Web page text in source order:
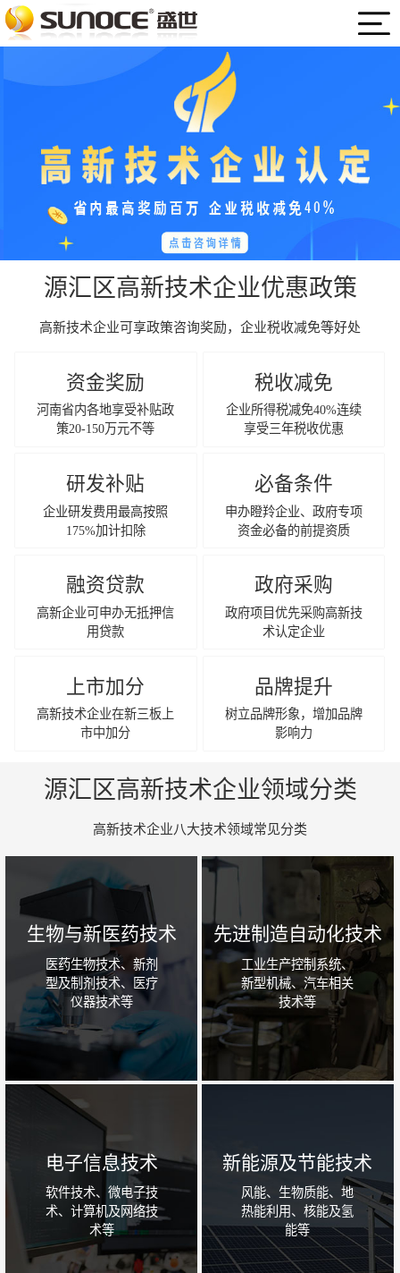
源汇区高新技术企业优惠政策
高新技术企业可享政策咨询奖励，企业税收减免等好处
资金奖励
河南省内各地享受补贴政
策20-150万元不等
税收减免
企业所得税减免40%连续
享受三年税收优惠
研发补贴
企业研发费用最高按照
175%加计扣除
必备条件
申办瞪羚企业、政府专项
资金必备的前提资质
融资贷款
高新企业可申办无抵押信
用贷款
政府采购
政府项目优先采购高新技
术认定企业
上市加分
高新技术企业在新三板上
市中加分
品牌提升
树立品牌形象，增加品牌
影响力
源汇区高新技术企业领域分类
高新技术企业八大技术领域常见分类
生物与新医药技术
医药生物技术、新剂
型及制剂技术、医疗
仪器技术等
先进制造自动化技术
工业生产控制系统、
新型机械、汽车相关
技术等
电子信息技术
软件技术、微电子技
术、计算机及网络技
术等
新能源及节能技术
风能、生物质能、地
热能利用、核能及氢
能等